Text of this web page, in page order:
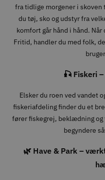
fra tidlige morgener i
du tøj, sko og udstyr fra
komfort går hånd i hånd.
Fritid, handler du med folk,
🎣 Fiskeri
Elsker du roen ved vandet
fiskeriafdeling finder du et
fører fiskegrej, beklædning
begyndere
🌿 Have & Park –